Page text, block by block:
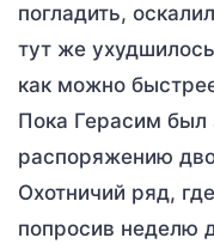
погладить,
тут же
как можно
Пока Герасим был
распоряжению
Охотничий ряд,
попросив неделю